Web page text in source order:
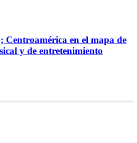
Centroamérica en el mapa de
y de entretenimiento